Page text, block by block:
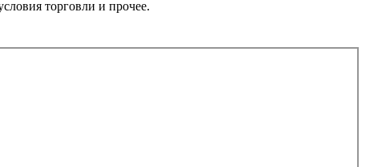
торговли и прочее.